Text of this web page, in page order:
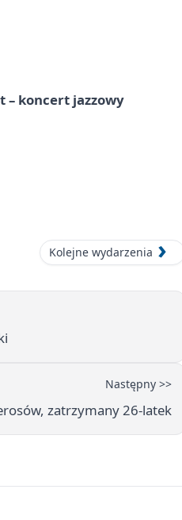
– koncert jazzowy
Kolejne wydarzenia
Następny >>
zatrzymany 26-latek